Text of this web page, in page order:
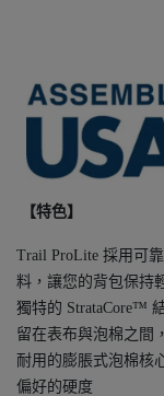
【特色】
Trail ProLite 採用可
料，讓您的背包保持
獨特的 StrataCore™
留在表布與泡棉之間
耐用的膨脹式泡棉核
偏好的硬度